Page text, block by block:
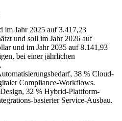
im Jahr 2025 auf 3.417,23
und soll im Jahr 2026 auf
und im Jahr 2035 auf 8.141,93
bei einer jährlichen
38 % Cloud-
Compliance-Workflows.
32 % Hybrid-Plattform-
basierter Service-Ausbau.